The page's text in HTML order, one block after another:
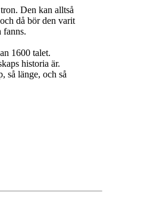
Den kan alltså
då bör den varit
fanns.
1600 talet.
historia är.
så länge, och så